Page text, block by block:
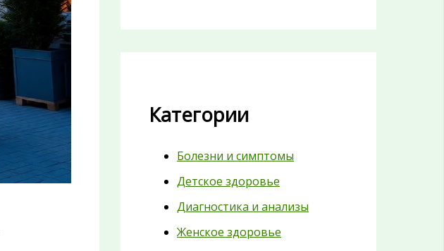
Категории
Болезни и симптомы
Детское здоровье
Диагностика и анализы
Женское здоровье